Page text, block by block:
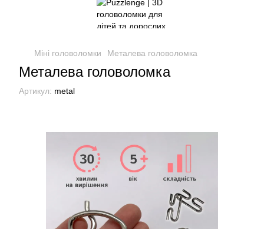
Міні головоломки Металева головоломка
Металева головоломка
Артикул: metal